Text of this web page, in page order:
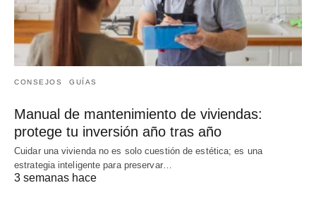
CONSEJOS GUÍAS
Manual de mantenimiento de viviendas:
protege tu inversión año tras año
Cuidar una vivienda no es solo cuestión de estética; es una
estrategia inteligente para preservar…
3 semanas hace